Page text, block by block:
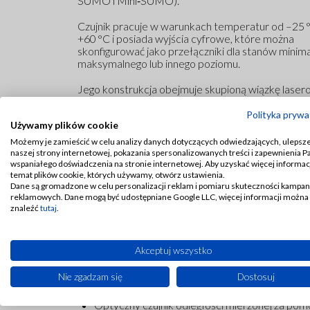
Czujnik pracuje w warunkach temperatur od –25
+60 °C i posiada wyjścia cyfrowe, które można
skonfigurować jako przełączniki dla stanów
maksymalnego lub innego poziomu.
Jego konstrukcja obejmuje skupioną wiązkę
średnicy punktu < 5 mm (przy odległości 2 m),
pomiaru 33 Hz, napięcie pracy 10…30 V DC oraz
obciążalność wyjść do 2 × 200 mA; stopień
IP65.
Czujnik został stworzony na potrzeby montażu na
standardowej flanszy mocującej Dropsa i jest
z ich układami pomp, co ułatwia integrację z
smarowania.
Optyczny czujnik odległości mierzonej za
Polityka
Używamy plików cookie
Możemy je zamieścić w celu analizy danych dotyczących odwiedzających,
naszej strony internetowej, pokazania spersonalizowanych treści i zapewnienia
wspaniałego doświadczenia na stronie internetowej. Aby uzyskać więcej
temat plików cookie, których używamy, otwórz ustawienia.
Dane są gromadzone w celu personalizacji reklam i pomiaru skuteczności
reklamowych. Dane mogą być udostępniane Google LLC, więcej informacji można
znaleźćtutaj.
Akceptuj wszystko
Nie zgadzam się Dostosuj